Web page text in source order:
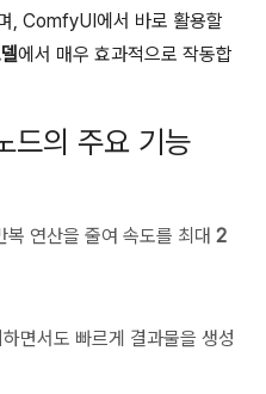
, ComfyUI에서 바로 활용할
에서 매우 효과적으로 작동합
의 주요 기능
연산을 줄여 속도를 최대 2
면서도 빠르게 결과물을 생성